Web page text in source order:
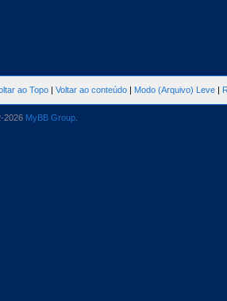
ao Topo | Voltar ao conteúdo | Modo (Arquivo) Leve |
2026 MyBB Group